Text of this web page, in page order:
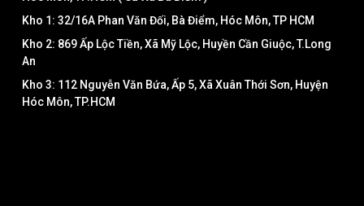
Kho 1: 32/16A Phan Văn Đối, Bà Điểm, Hóc Môn, TP HCM
Kho 2: 869 Ấp Lộc Tiền, Xã Mỹ Lộc, Huyền Cần Giuộc, T.Long
An
Kho 3: 112 Nguyễn Văn Bứa, Ấp 5, Xã Xuân Thới Sơn, Huyện
Hóc Môn, TP.HCM